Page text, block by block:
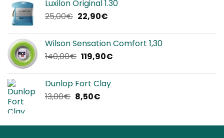
era:
12,00€.
è:
8,50€.
Luxilon Original 1.30
25,00€ Il
era:
25,00€.
22,90€Il
è:
22,90€.
Wilson Sensation Comfort 1,30
140,00€ Il
era:
140,00€.
119,90€Il
Dunlop Fort Clay
13,00€ Il
era:
8,50€Il
è: